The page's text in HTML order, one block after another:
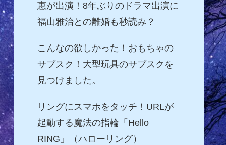
恵が出演！8年ぶりのドラマ出演に
福山雅治との離婚も秒読み？
こんなの欲しかった！おもちゃの
サブスク！大型玩具のサブスクを
見つけました。
リングにスマホをタッチ！URLが
起動する魔法の指輪「Hello
RING」（ハローリング）